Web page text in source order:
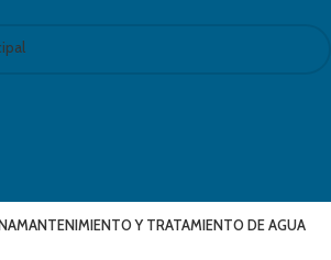
MANTENIMIENTO Y TRATAMIENTO DE AGUA